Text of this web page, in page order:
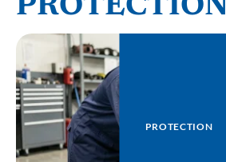
PROTECTION
PROTECTION